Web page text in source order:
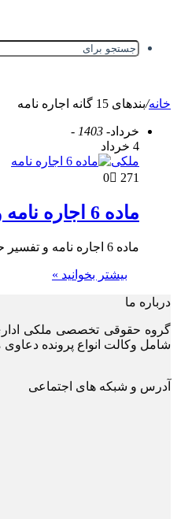
خانه/بندهای 15 گانه اجاره نامه
خرداد- 1403 -
4 خرداد
ملکی
0
271
ماده 6 اجاره نامه و تفسیر بندهای آن
ماده 6 اجاره نامه و تفسیر حقوقی آن شرح بندهای ماده 6 اجاره نامه تتظیم اجاره نامه همیشه یکی از…
بیشتر بخوانید »
درباره ما
گروه حقوقی تخصصی ملکی اداری
شامل وکالت انواع پرونده
آدرس و شبکه های اجتماعی